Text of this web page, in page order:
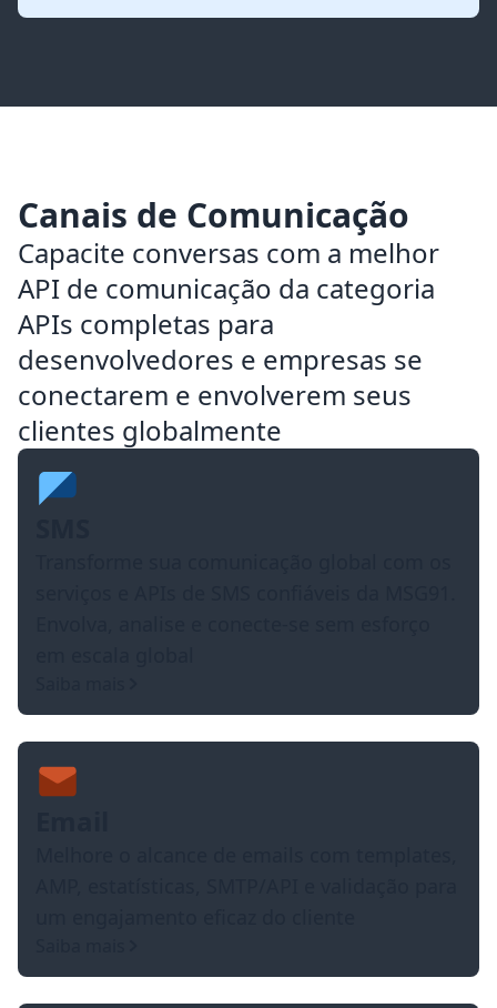
Canais de Comunicação
Capacite conversas com a melhor
API de comunicação da categoria
APIs completas para
desenvolvedores e empresas se
conectarem e envolverem seus
clientes globalmente